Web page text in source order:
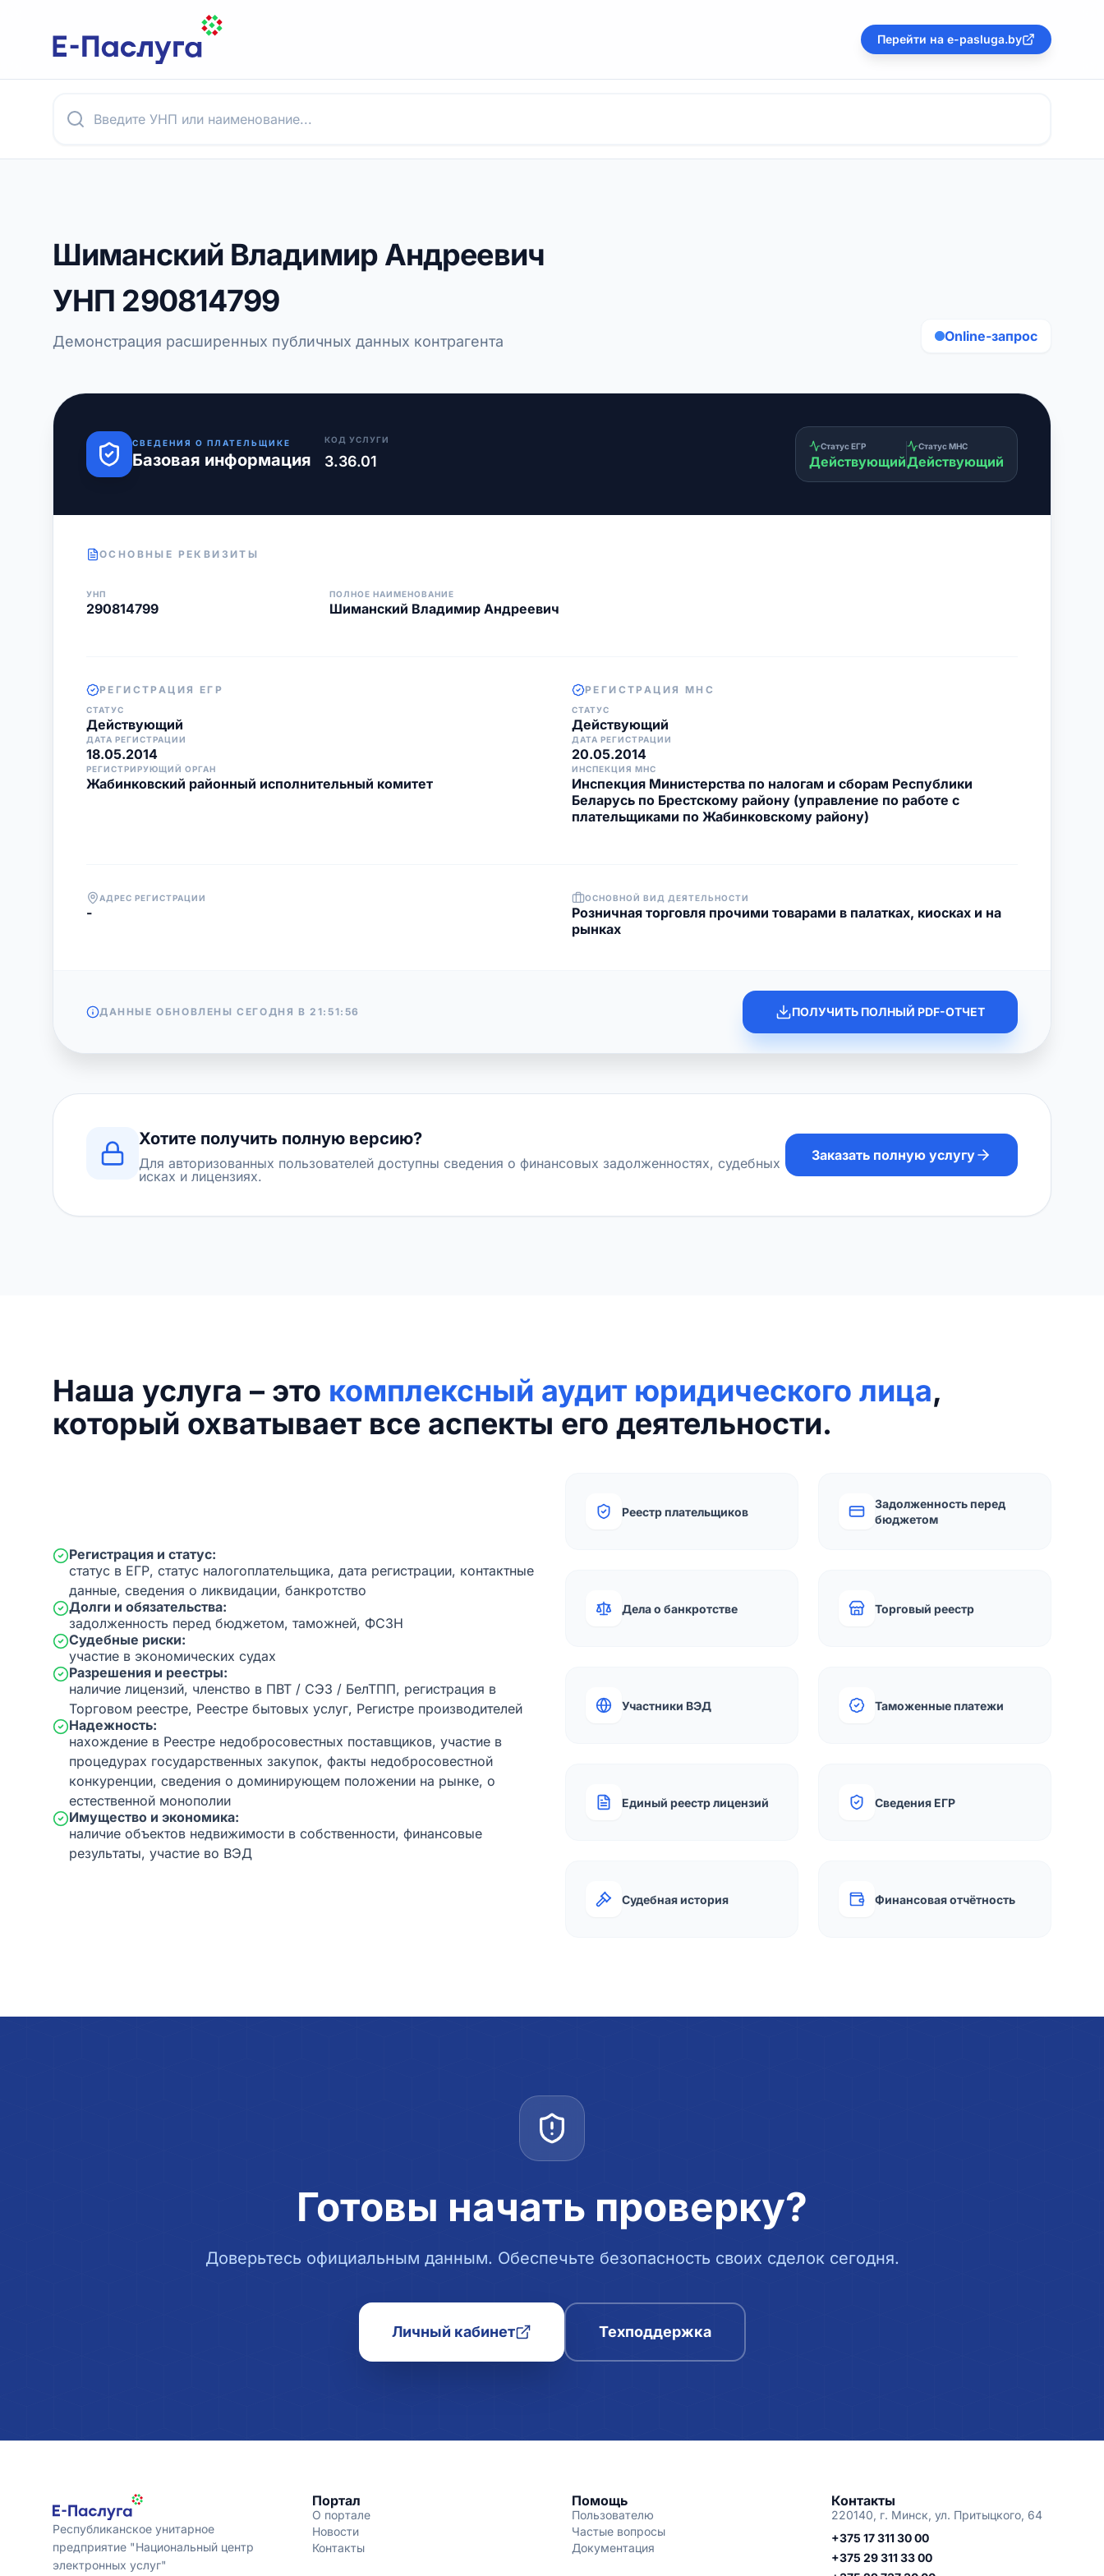
Перейти на e-pasluga.by
Шиманский Владимир Андреевич
УНП 290814799
Демонстрация расширенных публичных данных контрагента Online-запрос
СВЕДЕНИЯ О ПЛАТЕЛЬЩИКЕ
Базовая информация
КОД УСЛУГИ
3.36.01
Статус ЕГР
Действующий
Статус МНС
Действующий
ОСНОВНЫЕ РЕКВИЗИТЫ
УНП
290814799
ПОЛНОЕ НАИМЕНОВАНИЕ
Шиманский Владимир Андреевич
РЕГИСТРАЦИЯ ЕГР
СТАТУС
Действующий
ДАТА РЕГИСТРАЦИИ
18.05.2014
РЕГИСТРИРУЮЩИЙ ОРГАН
Жабинковский районный исполнительный комитет
РЕГИСТРАЦИЯ МНС
СТАТУС
Действующий
ДАТА РЕГИСТРАЦИИ
20.05.2014
ИНСПЕКЦИЯ МНС
Инспекция Министерства по налогам и сборам Республики
Беларусь по Брестскому району (управление по работе с
плательщиками по Жабинковскому району)
АДРЕС РЕГИСТРАЦИИ
-
ОСНОВНОЙ ВИД ДЕЯТЕЛЬНОСТИ
Розничная торговля прочими товарами в палатках, киосках и на
рынках
ДАННЫЕ ОБНОВЛЕНЫ СЕГОДНЯ В21:51:56 ПОЛУЧИТЬ ПОЛНЫЙ PDF-ОТЧЕТ
Хотите получить полную версию?
Для авторизованных пользователей доступны сведения о финансовых задолженностях, судебных
исках и лицензиях.
Заказать полную услугу
Наша услуга – это комплексный аудит юридического лица,
который охватывает все аспекты его деятельности.
Регистрация и статус:
статус в ЕГР, статус налогоплательщика, дата регистрации, контактные
данные, сведения о ликвидации, банкротство
Долги и обязательства:
задолженность перед бюджетом, таможней, ФСЗН
Судебные риски:
участие в экономических судах
Разрешения и реестры:
наличие лицензий, членство в ПВТ / СЭЗ / БелТПП, регистрация в
Торговом реестре, Реестре бытовых услуг, Регистре производителей
Надежность:
нахождение в Реестре недобросовестных поставщиков, участие в
процедурах государственных закупок, факты недобросовестной
конкуренции, сведения о доминирующем положении на рынке, о
естественной монополии
Имущество и экономика:
наличие объектов недвижимости в собственности, финансовые
результаты, участие во ВЭД
Реестр плательщиков
Задолженность перед
бюджетом
Дела о банкротстве Торговый реестр
Участники ВЭД Таможенные платежи
Единый реестр лицензий Сведения ЕГР
Судебная история Финансовая отчётность
Готовы начать проверку?
Доверьтесь официальным данным. Обеспечьте безопасность своих сделок сегодня.
Личный кабинет Техподдержка
Республиканское унитарное
предприятие "Национальный центр
электронных услуг"
Портал
О портале
Новости
Контакты
Помощь
Пользователю
Частые вопросы
Документация
Контакты
220140, г. Минск, ул. Притыцкого, 64
+375 17 311 30 00
+375 29 311 33 00